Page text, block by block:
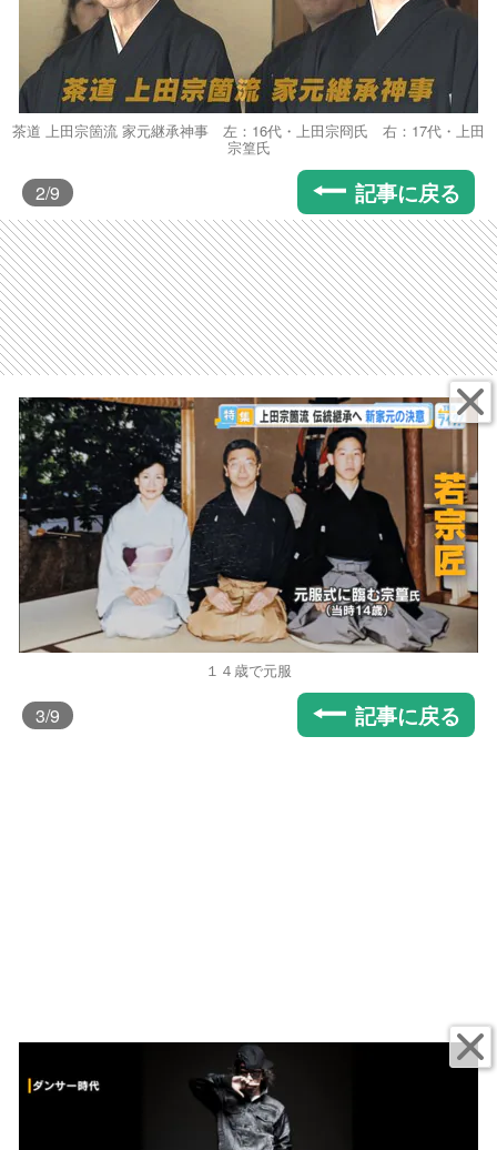
茶道 上田宗箇流 家元継承神事 左：16代・上田宗冏氏 右：17代・上田
宗篁氏
2/9 記事に戻る
１４歳で元服
3/9 記事に戻る